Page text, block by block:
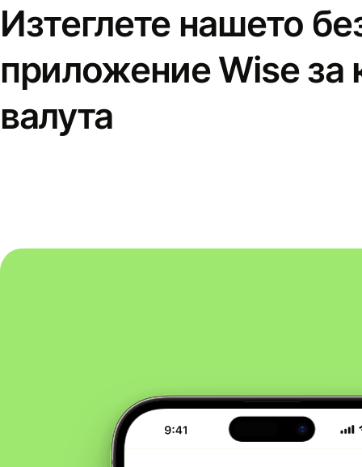
Изтеглете нашето
приложение Wise за
валута